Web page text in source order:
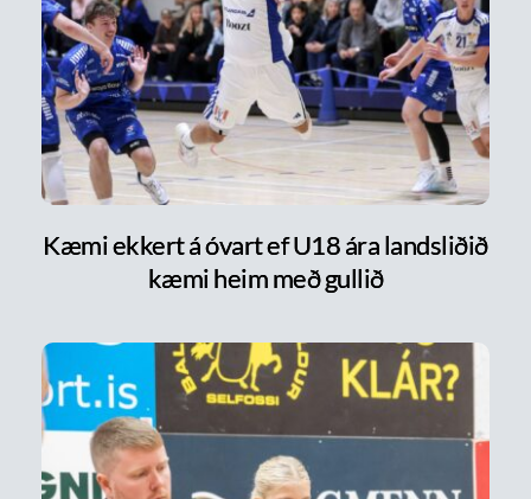
Kæmi ekkert á óvart ef U18 ára landsliðið
kæmi heim með gullið